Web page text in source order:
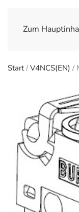
Zum
Start/V4NCS(EN) /